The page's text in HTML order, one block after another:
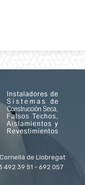
de Llobregat
51 - 692 057